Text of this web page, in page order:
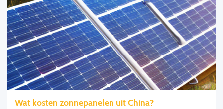
Wat kosten zonnepanelen uit China?